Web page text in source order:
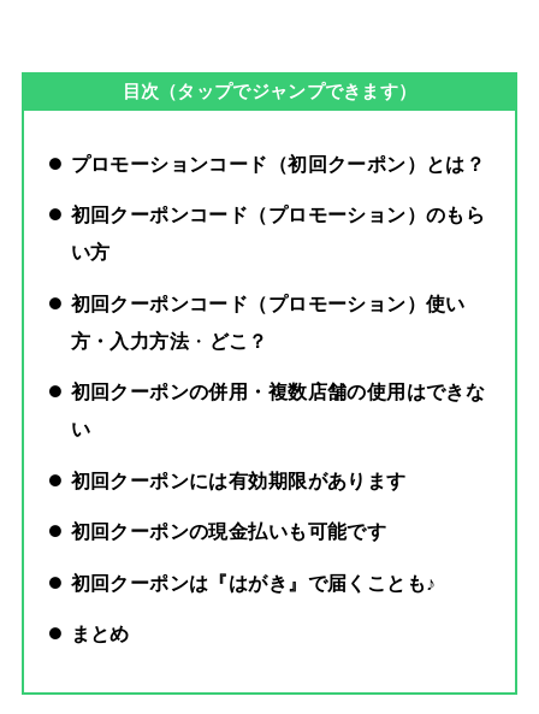
目次（タップでジャンプできます）
プロモーションコード（初回クーポン）とは？
初回クーポンコード（プロモーション）のもら
い方
初回クーポンコード（プロモーション）使い
方・入力方法・ どこ？
初回クーポンの併用・複数店舗の使用はできな
い
初回 クーポンには有効期限があります
初回クーポンの現金払いも可能です
初回クーポンは『はがき』で届くことも♪
まとめ